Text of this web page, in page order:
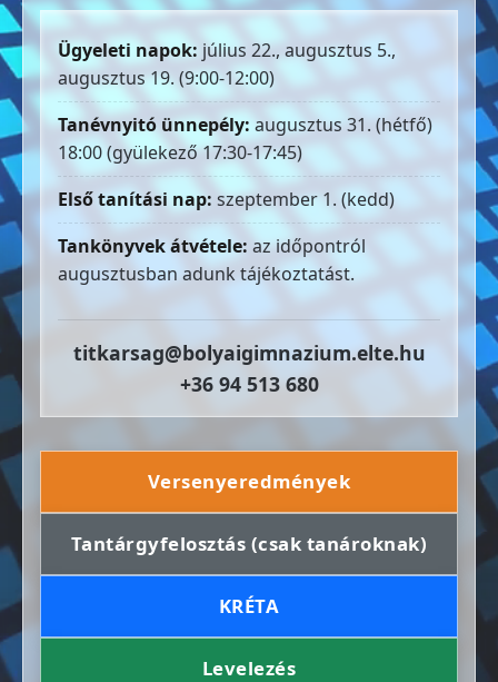
Ügyeleti napok: július 22., augusztus 5.,
augusztus 19. (9:00-12:00)
Tanévnyitó ünnepély: augusztus 31. (hétfő)
18:00 (gyülekező 17:30-17:45)
Első tanítási nap: szeptember 1. (kedd)
Tankönyvek átvétele: az időpontról
augusztusban adunk tájékoztatást.
titkarsag@bolyaigimnazium.elte.hu
+36 94 513 680
Versenyeredmények
Tantárgyfelosztás (csak tanároknak)
KRÉTA
Levelezés